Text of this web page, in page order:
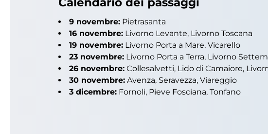
9 novembre: Pietrasanta
16 novembre: Livorno Levante, Livorno Toscana
19 novembre: Livorno Porta a Mare, Vicarello
23 novembre: Livorno Porta a Terra, Livorno
26 novembre: Collesalvetti, Lido di Camaiore,
30 novembre: Avenza, Seravezza, Viareggio
3 dicembre: Fornoli, Pieve Fosciana, Tonfano